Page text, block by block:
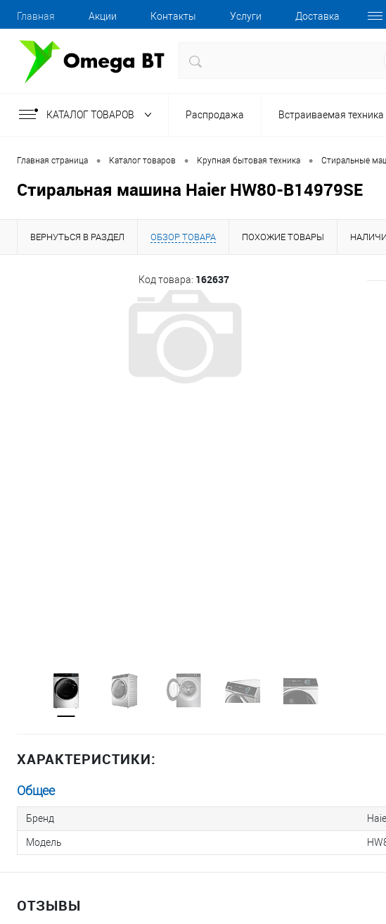
Главная Акции Контакты Услуги Доставка
КАТАЛОГ ТОВАРОВ Распродажа Встраиваемая техника
Главная страница • Каталог товаров • Крупная бытовая техника • Стиральные
Стиральная машина Haier HW80-B14979SE
ВЕРНУТЬСЯ В РАЗДЕЛ ОБЗОР ТОВАРА ПОХОЖИЕ ТОВАРЫ
Код товара: 162637
ХАРАКТЕРИСТИКИ:
Общее
Бренд
Модель
ОТЗЫВЫ